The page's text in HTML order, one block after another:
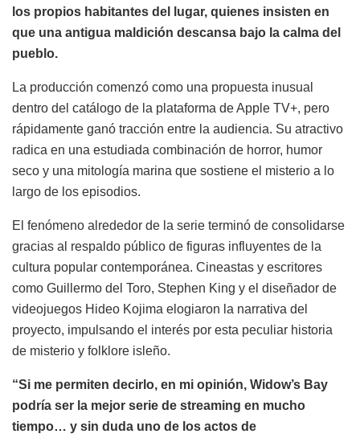
los propios habitantes del lugar, quienes insisten en
que una antigua maldición descansa bajo la calma del
pueblo.
La producción comenzó como una propuesta inusual
dentro del catálogo de la plataforma de Apple TV+, pero
rápidamente ganó tracción entre la audiencia. Su atractivo
radica en una estudiada combinación de horror, humor
seco y una mitología marina que sostiene el misterio a lo
largo de los episodios.
El fenómeno alrededor de la serie terminó de consolidarse
gracias al respaldo público de figuras influyentes de la
cultura popular contemporánea. Cineastas y escritores
como Guillermo del Toro, Stephen King y el diseñador de
videojuegos Hideo Kojima elogiaron la narrativa del
proyecto, impulsando el interés por esta peculiar historia
de misterio y folklore isleño.
“Si me permiten decirlo, en mi opinión, Widow’s Bay
podría ser la mejor serie de streaming en mucho
tiempo… y sin duda uno de los actos de